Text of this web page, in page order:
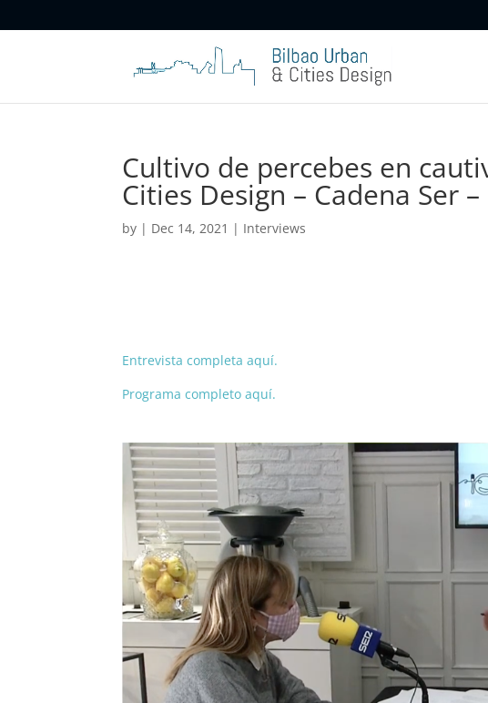
Cultivo de percebes en
Cities Design – Cadena Ser
by | Dec 14, 2021 | Interviews
Entrevista completa aquí.
Programa completo aquí.